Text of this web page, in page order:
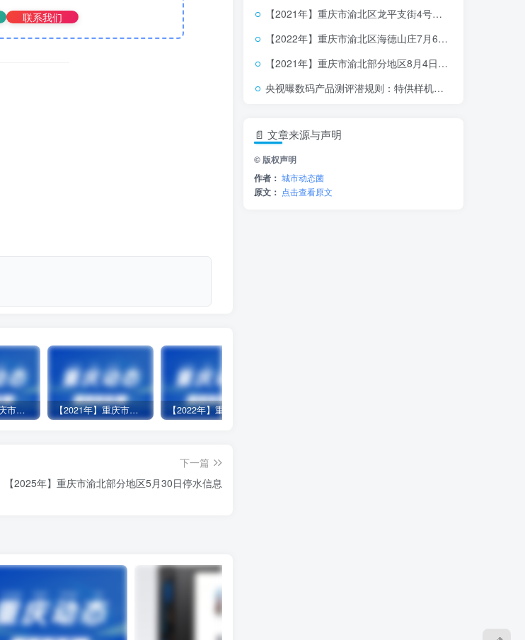
联系我们
【2021年】重庆市江北部分地区1月7日停水信息 【2021年】重庆市渝北区龙平支街4号小区5月21日停水信息
下一篇
【2025年】重庆市渝北部分地区5月30日停水信息
【2021年】重庆市渝北区龙平支街4号小区5月21日停水信息
【2022年】重庆市渝北区海德山庄7月6日停水信息
【2021年】重庆市渝北部分地区8月4日停水信息（三）
央视曝数码产品测评潜规则：特供样机、固件作弊、云端调控
📄 文章来源与声明
© 版权声明
作者： 城市动态菌
原文： 点击查看原文